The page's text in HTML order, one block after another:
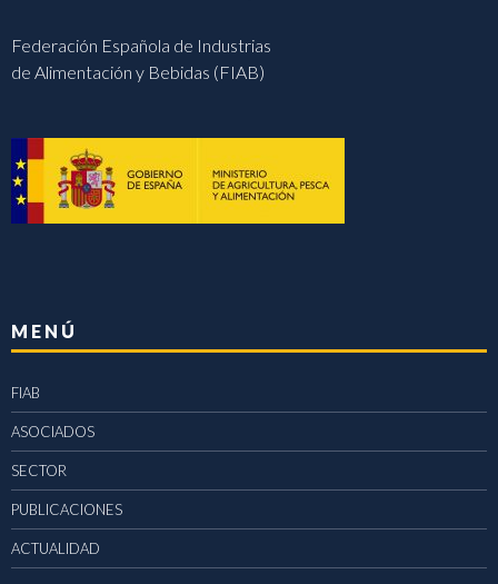
Federación Española de Industrias
de Alimentación y Bebidas (FIAB)
MENÚ
FIAB
ASOCIADOS
SECTOR
PUBLICACIONES
ACTUALIDAD